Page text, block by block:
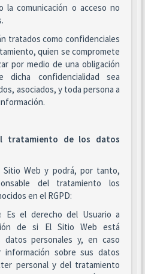
comunicación o acceso no
tratados como confidenciales
quien se compromete
por medio de una obligación
confidencialidad sea
asociados, y toda persona a
tratamiento de los datos
Sitio Web y podrá, por tanto,
del tratamiento los
en el RGPD:
: Es el derecho del Usuario a
de si El Sitio Web está
personales y, en caso
información sobre sus datos
personal y del tratamiento